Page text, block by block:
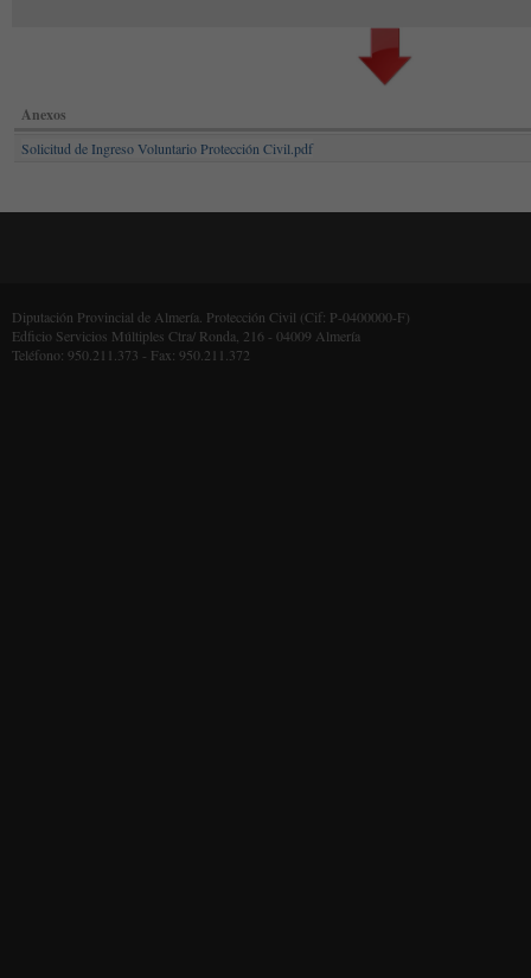
Anexos
Solicitud de Ingreso Voluntario Protección Civil.pdf
Diputación Provincial de Almería. Protección Civil (Cif: P-0400000-F)
Edficio Servicios Múltiples Ctra/ Ronda, 216 - 04009 Almería
Teléfono: 950.211.373 - Fax: 950.211.372